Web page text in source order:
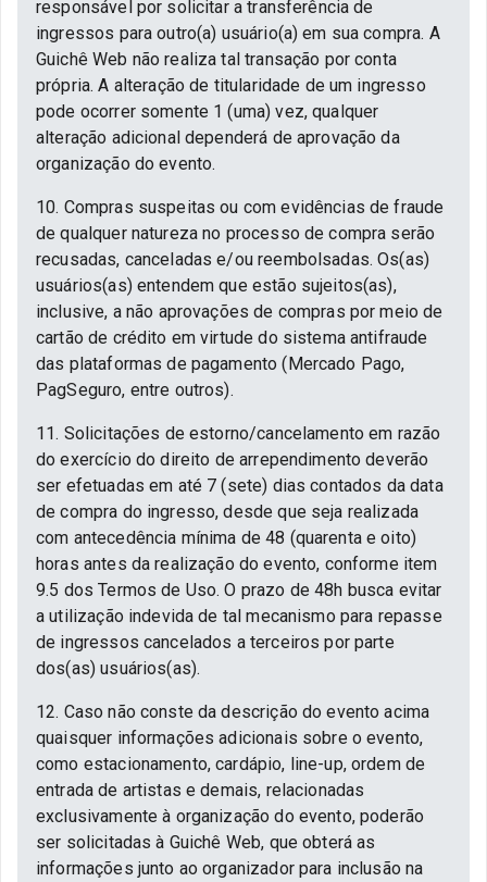
responsável por solicitar a transferência de
ingressos para outro(a) usuário(a) em sua compra. A
Guichê Web não realiza tal transação por conta
própria. A alteração de titularidade de um ingresso
pode ocorrer somente 1 (uma) vez, qualquer
alteração adicional dependerá de aprovação da
organização do evento.
10. Compras suspeitas ou com evidências de fraude
de qualquer natureza no processo de compra serão
recusadas, canceladas e/ou reembolsadas. Os(as)
usuários(as) entendem que estão sujeitos(as),
inclusive, a não aprovações de compras por meio de
cartão de crédito em virtude do sistema antifraude
das plataformas de pagamento (Mercado Pago,
PagSeguro, entre outros).
11. Solicitações de estorno/cancelamento em razão
do exercício do direito de arrependimento deverão
ser efetuadas em até 7 (sete) dias contados da data
de compra do ingresso, desde que seja realizada
com antecedência mínima de 48 (quarenta e oito)
horas antes da realização do evento, conforme item
9.5 dos Termos de Uso. O prazo de 48h busca evitar
a utilização indevida de tal mecanismo para repasse
de ingressos cancelados a terceiros por parte
dos(as) usuários(as).
12. Caso não conste da descrição do evento acima
quaisquer informações adicionais sobre o evento,
como estacionamento, cardápio, line-up, ordem de
entrada de artistas e demais, relacionadas
exclusivamente à organização do evento, poderão
ser solicitadas à Guichê Web, que obterá as
informações junto ao organizador para inclusão na